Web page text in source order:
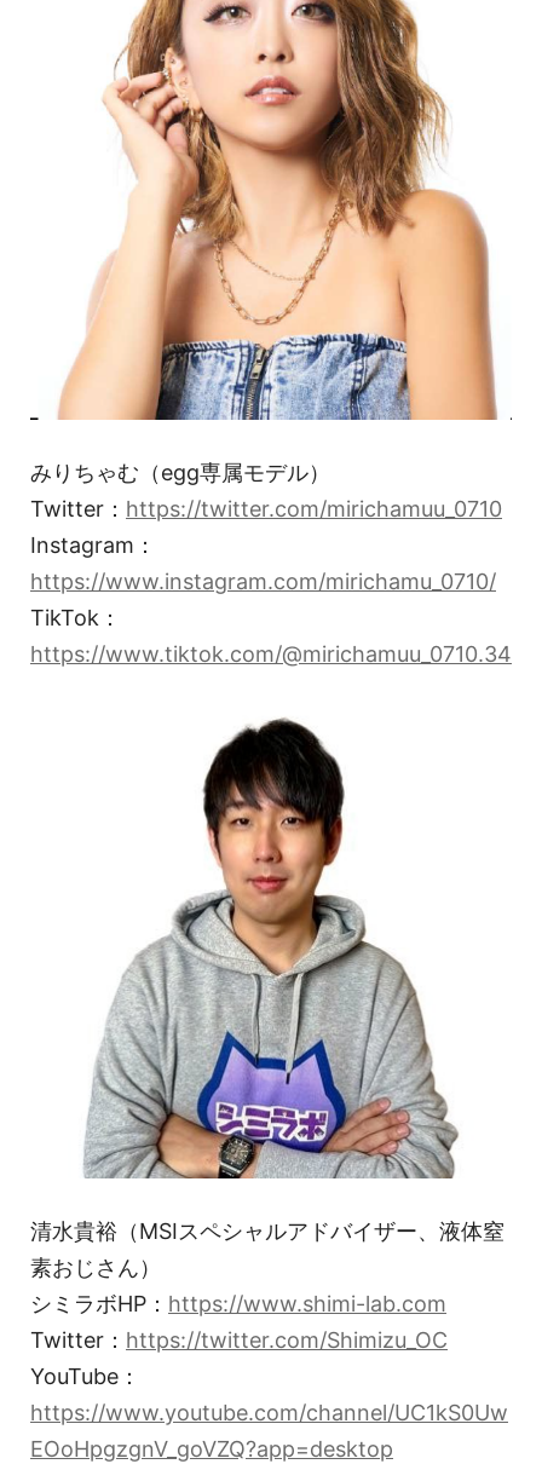
みりちゃむ（egg専属モデル）
Twitter： https://twitter.com/mirichamuu_0710
Instagram：
https://www.instagram.com/mirichamu_0710/
TikTok：
https://www.tiktok.com/@mirichamuu_0710.34
清水貴裕（MSIスペシャルアドバイザー、液体窒
素おじさん）
シミラボHP： https://www.shimi-lab.com
Twitter： https://twitter.com/Shimizu_OC
YouTube：
https://www.youtube.com/channel/UC1kS0Uw
EOoHpgzgnV_goVZQ?app=desktop